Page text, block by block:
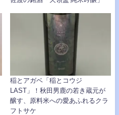
稲とアガベ「稲とコウジ
LAST」！秋田男鹿の若き蔵元が
醸す、原料米への愛あふれるクラ
フトサケ